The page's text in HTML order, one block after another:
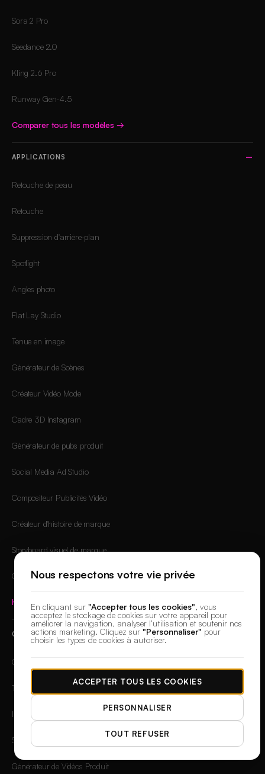
Sora 2 Pro
Seedance 2.0
Kling 2.6 Pro
Runway Gen-4.5
Comparer tous les modèles →
APPLICATIONS
Retouche de peau
Retouche
Suppression d'arrière-plan
Spotlight
Angles photo
Flat Lay Studio
Tenue en image
Générateur de Scènes
Créateur Vidéo Mode
Cadre 3D Instagram
Générateur de pubs produit
Social Media Ad Studio
Compositeur Publicités Vidéo
Créateur d'histoire de marque
Storyboard visuel de marque
Générateur d'images OG
Hub Applications
OUTILS GRATUITS
Générateur de vidéos IA
Texte en Vidéo
Image vers vidéo
Script vers Vidéo IA
Générateur de Vidéos Produit
Nous respectons votre vie privée
En cliquant sur "Accepter tous les cookies", vous
acceptez le stockage de cookies sur votre appareil pour
améliorer la navigation, analyser l’utilisation et soutenir nos
actions marketing. Cliquez sur "Personnaliser" pour
choisir les types de cookies à autoriser.
TOUT REFUSER
PERSONNALISER
ACCEPTER TOUS LES COOKIES